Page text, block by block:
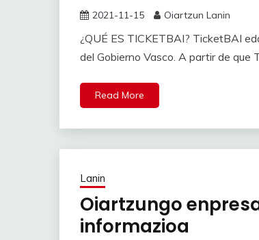
2021-11-15 Oiartzun Lanin
¿QUÉ ES TICKETBAI? TicketBAI
del Gobierno Vasco. A partir de que
Read More
Lanin
Oiartzungo
informazioa